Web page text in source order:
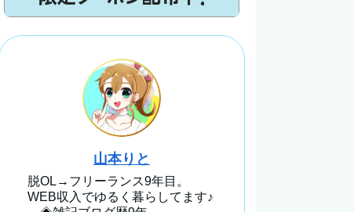
山本りと
脱OL→フリーランス9年目。
WEB収入でゆるく暮らしてます♪